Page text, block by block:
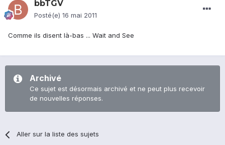
bbTGV
Posté(e) 16 mai 2011
Comme ils disent là-bas ... Wait and See
Archivé
Ce sujet est désormais archivé et ne peut plus recevoir
de nouvelles réponses.
Aller sur la liste des sujets